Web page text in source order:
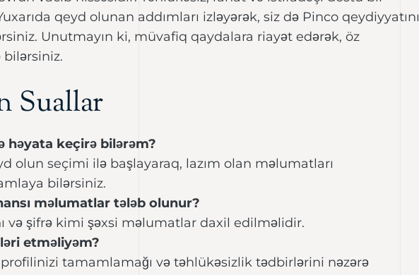
qeyd olunan addımları izləyərək, siz də Pinco qeydiyyatını
Unutmayın ki, müvafiq qaydalara riayət edərək, öz
Suallar
həyata keçirə bilərəm?
olun seçimi ilə başlayaraq, lazım olan məlumatları
bilərsiniz.
məlumatlar tələb olunur?
və şifrə kimi şəxsi məlumatlar daxil edilməlidir.
etməliyəm?
tamamlamağı və təhlükəsizlik tədbirlərini nəzərə